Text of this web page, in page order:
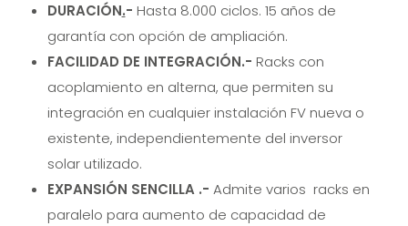
DURACIÓN.- Hasta 8.000 ciclos. 15 años de
garantía con opción de ampliación.
FACILIDAD DE INTEGRACIÓN.- Racks con
acoplamiento en alterna, que permiten su
integración en cualquier instalación FV nueva o
existente, independientemente del inversor
solar utilizado.
EXPANSIÓN SENCILLA.- Admite varios racks en
paralelo para aumento de capacidad de